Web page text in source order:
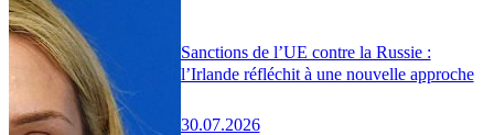
Sanctions de l’UE contre la Russie :
l’Irlande réfléchit à une nouvelle approche
30.07.2026